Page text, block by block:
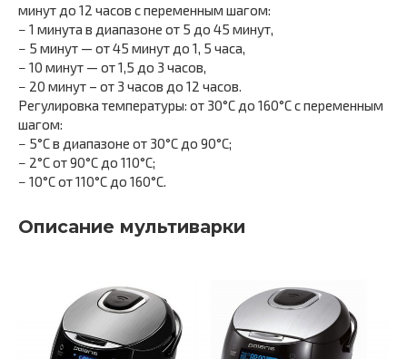
минут до 12 часов с переменным шагом:
− 1 минута в диапазоне от 5 до 45 минут,
− 5 минут — от 45 минут до 1, 5 часа,
− 10 минут — от 1,5 до 3 часов,
− 20 минут – от 3 часов до 12 часов.
Регулировка температуры: от 30°С до 160°С с переменным
шагом:
− 5°С в диапазоне от 30°С до 90°С;
− 2°С от 90°С до 110°С;
− 10°С от 110°С до 160°С.
Описание мультиварки